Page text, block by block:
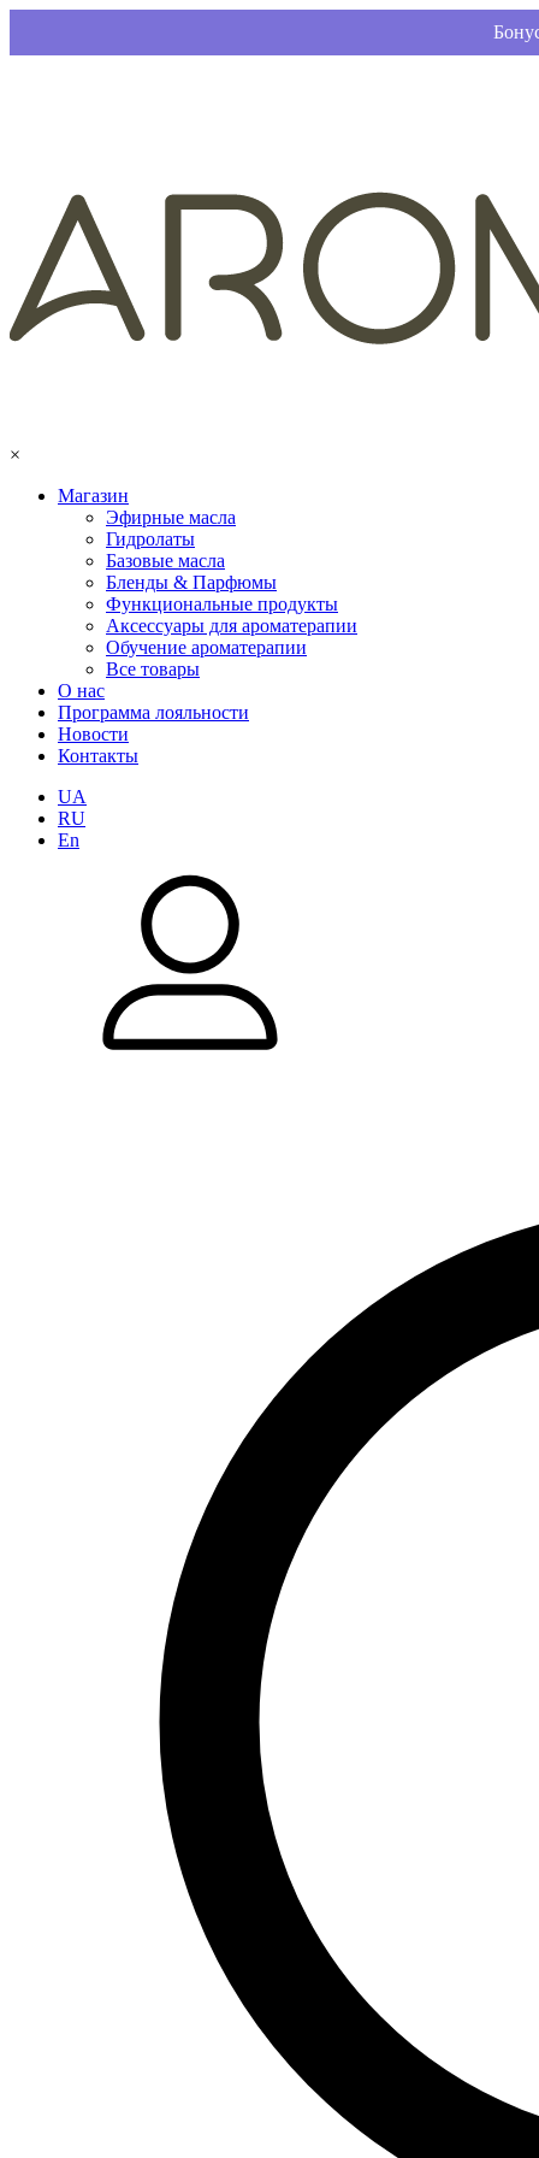
×
Магазин
Эфирные масла
Гидролаты
Базовые масла
Бленды & Парфюмы
Функциональные продукты
Аксессуары для ароматерапии
Обучение ароматерапии
Все товары
О нас
Программа лояльности
Новости
Контакты
UA
RU
En